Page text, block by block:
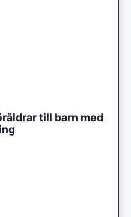
till barn med